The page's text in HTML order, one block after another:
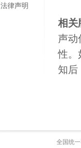
法律声明
相关
声动
性。
知后
全国统一